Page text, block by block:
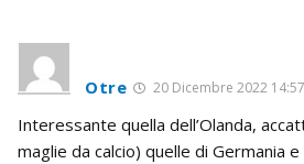
Otre 20 Dicembre 2022 14:57
Interessante quella dell’Olanda,
maglie da calcio) quelle di Germania e